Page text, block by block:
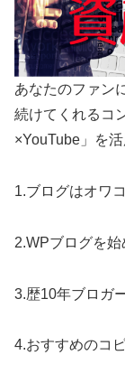
あなたのファン
続けてくれるコ
×YouTube」を活
1.ブログはオワ
2.WPブログを
3.歴10年ブロガ
4.おすすめのコ